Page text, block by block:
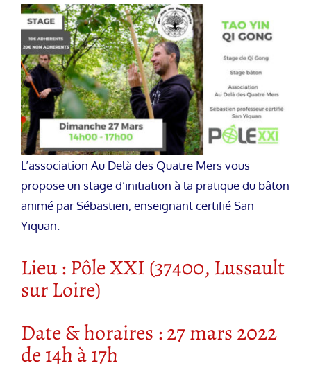
L’association Au Delà des Quatre Mers vous
propose un stage d’initiation à la pratique du bâton
animé par Sébastien, enseignant certifié San
Yiquan.
Lieu : Pôle XXI (37400, Lussault
sur Loire)
Date & horaires : 27 mars 2022
de 14h à 17h